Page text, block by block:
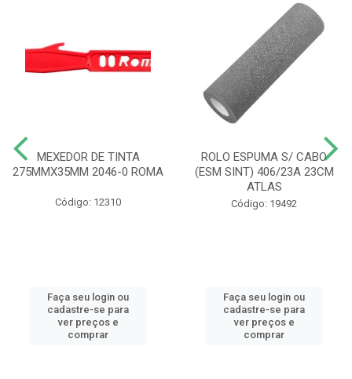
MEXEDOR DE TINTA
275MMX35MM 2046-0 ROMA
Código: 12310
Faça seu login ou
cadastre-se para
ver preços e
comprar
ROLO ESPUMA S/ CABO
(ESM SINT) 406/23A 23CM
ATLAS
Código: 19492
Faça seu login ou
cadastre-se para
ver preços e
comprar